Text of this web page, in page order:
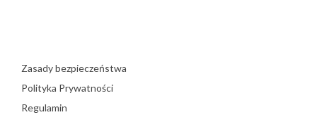
Zasady bezpieczeństwa
Polityka Prywatności
Regulamin